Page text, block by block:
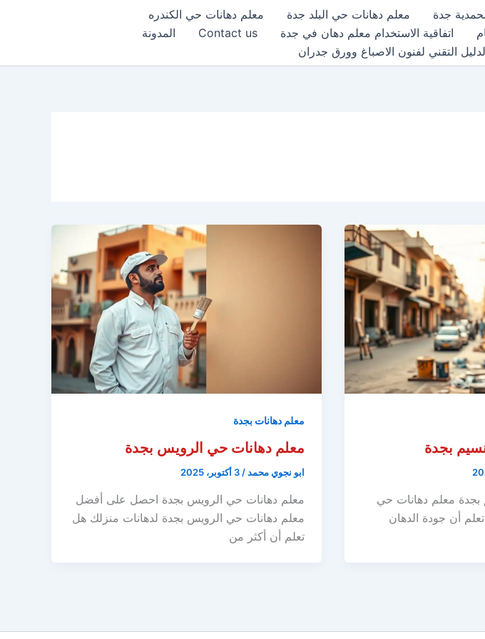
جدة معلم دهانات حي البلد جدة
معلم دهانات حي الكندره
اتفاقية الاستخدام معلم دهان في جدة Contact us
المدونة
التقني لفنون الاصباغ وورق جدران
بجدة
بجدة معلم دهانات حي
أن جودة الدهان
معلم دهانات بجدة
معلم دهانات حي الرويس بجدة
ابو نجوي محمد/3 أكتوبر، 2025
معلم دهانات حي الرويس بجدة احصل على أفضل
معلم دهانات حي الرويس بجدة لدهانات منزلك هل
تعلم أن أكثر من